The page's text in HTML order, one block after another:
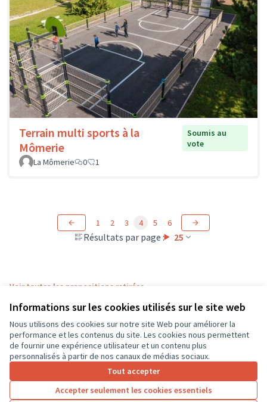
Informations sur les cookies utilisés sur le site web
Nous utilisons des cookies sur notre site Web pour améliorer la
performance et les contenus du site. Les cookies nous permettent
de fournir une expérience utilisateur et un contenu plus
personnalisés à partir de nos canaux de médias sociaux.
Tout accepter
Accepter seulement les cookies essentiels
Terrain multi sports à la
Mômerie
Soumis au
vote
La Mômerie
0 1
Résultats par page : 25
1 2 3 4 5 6
Voir toutes les propositions retirées
Conditions d'utilisation
Paramètres des cookies
CD37 sur X
(Lien externe)
CD37 sur Facebook
CD37 sur Instagram
CD37 sur YouTube
(Lien externe)